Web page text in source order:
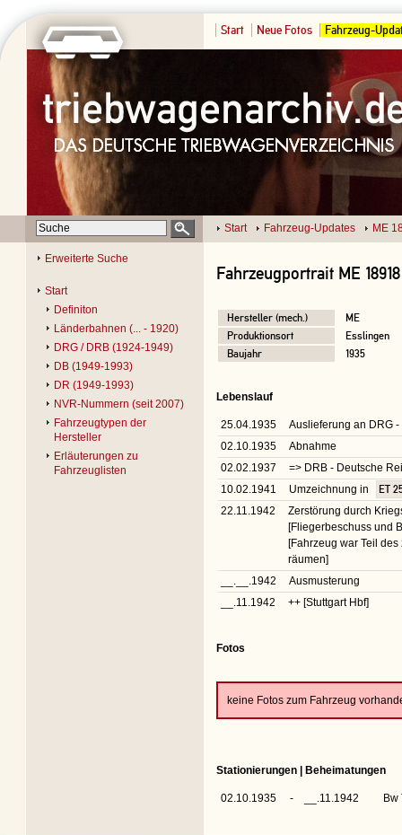
Start Neue Fotos Fahrzeug-
Start Fahrzeug-Updates ME
Erweiterte Suche
Start
Definiton
Länderbahnen (... - 1920)
DRG / DRB (1924-1949)
DB (1949-1993)
DR (1949-1993)
NVR-Nummern (seit 2007)
Fahrzeugtypen der
Hersteller
Erläuterungen zu
Fahrzeuglisten
Fahrzeugportrait ME 18918
Hersteller (mech.)
ME
Produktionsort
Esslingen
Baujahr
1935
Lebenslauf
25.04.1935
Auslieferung an DRG
02.10.1935
Abnahme
02.02.1937
=> DRB - Deutsche
10.02.1941
Umzeichnung in
ET
22.11.1942
Zerstörung durch
[Fliegerbeschuss und
[Fahrzeug war Teil
räumen]
__.__.1942
Ausmusterung
__.11.1942
++ [Stuttgart Hbf]
Fotos
keine Fotos zum Fahrzeug
Stationierungen | Beheimatungen
02.10.1935 - __.11.1942 Bw